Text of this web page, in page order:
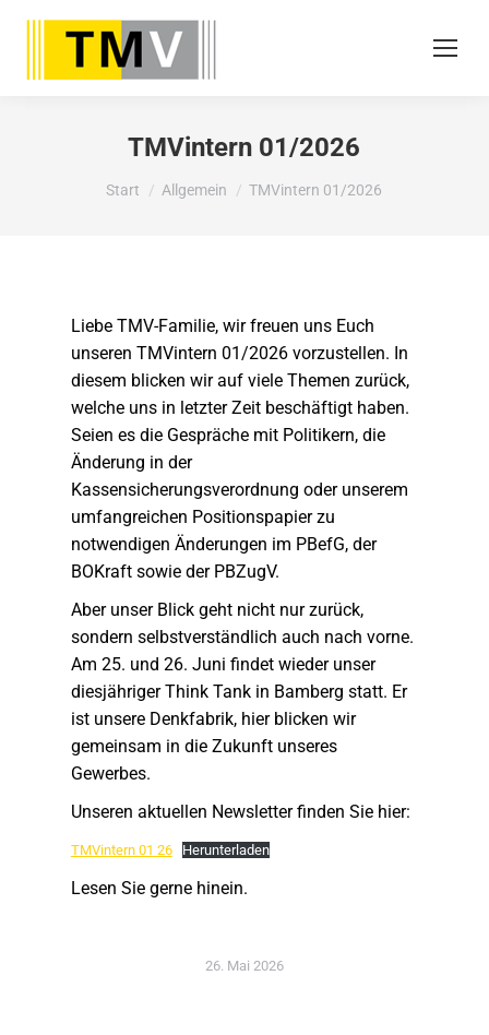
TMVintern 01/2026
Sie befinden sich hier:
Start Allgemein TMVintern 01/2026
Liebe TMV-Familie, wir freuen uns Euch
unseren TMVintern 01/2026 vorzustellen. In
diesem blicken wir auf viele Themen zurück,
welche uns in letzter Zeit beschäftigt haben.
Seien es die Gespräche mit Politikern, die
Änderung in der
Kassensicherungsverordnung oder unserem
umfangreichen Positionspapier zu
notwendigen Änderungen im PBefG, der
BOKraft sowie der PBZugV.
Aber unser Blick geht nicht nur zurück,
sondern selbstverständlich auch nach vorne.
Am 25. und 26. Juni findet wieder unser
diesjähriger Think Tank in Bamberg statt. Er
ist unsere Denkfabrik, hier blicken wir
gemeinsam in die Zukunft unseres
Gewerbes.
Unseren aktuellen Newsletter finden Sie hier:
TMVintern 01 26 Herunterladen
Lesen Sie gerne hinein.
26. Mai 2026